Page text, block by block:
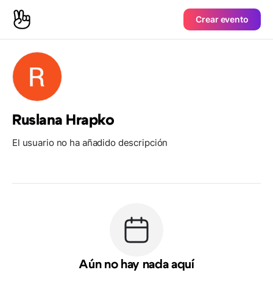
Crear evento
Ruslana Hrapko
El usuario no ha añadido descripción
Aún no hay nada aquí